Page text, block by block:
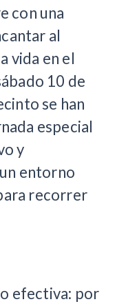
con una
al
vida en el
10 de
se han
especial
y
entorno
recorrer
efectiva: por